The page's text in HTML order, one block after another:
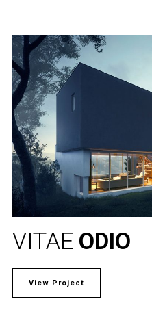
VITAE ODIO
View Project